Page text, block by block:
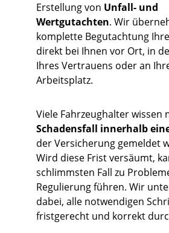
Erstellung von Unfall- und
Wertgutachten. Wir
komplette Begutachtung
direkt bei Ihnen vor Ort, in
Ihres Vertrauens oder an
Arbeitsplatz.
Viele Fahrzeughalter wissen
Schadensfall innerhalb
der Versicherung gemeldet
Wird diese Frist versäumt,
schlimmsten Fall zu
Regulierung führen. Wir
dabei, alle notwendigen
fristgerecht und korrekt